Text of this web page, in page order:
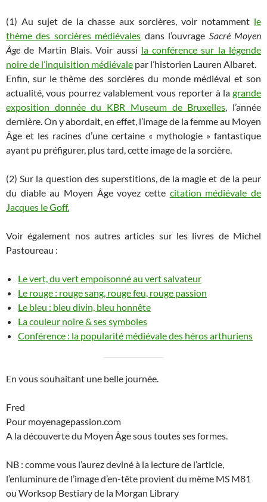
(1) Au sujet de la chasse aux sorcières, voir notamment le
thème des sorcières médiévales dans l’ouvrage Sacré Moyen
Âge de Martin Blais. Voir aussi la conférence sur la légende
noire de l’inquisition médiévale par l’historien Lauren Albaret.
Enfin, sur le thème des sorcières du monde médiéval et son
actualité, vous pourrez valablement vous reporter à la grande
exposition donnée du KBR Museum de Bruxelles, l’année
dernière. On y abordait, en effet, l’image de la femme au Moyen
Âge et les racines d’une certaine « mythologie » fantastique
ayant pu préfigurer, plus tard, cette image de la sorcière.
(2) Sur la question des superstitions, de la magie et de la peur
du diable au Moyen Âge voyez cette citation médiévale de
Jacques le Goff.
Voir également nos autres articles sur les livres de Michel
Pastoureau :
Le vert, du vert empoisonné au vert salvateur
Le rouge : rouge sang, rouge feu, rouge passion
Le bleu : bleu divin, bleu honnête
La couleur noire & ses symboles
Conférence : la popularité médiévale des héros arthuriens
En vous souhaitant une belle journée.
Fred
Pour moyenagepassion.com
A la découverte du Moyen Âge sous toutes ses formes.
NB : comme vous l’aurez deviné à la lecture de l’article,
l’enluminure de l’image d’en-tête provient du même MS M81
ou Worksop Bestiary de la Morgan Library